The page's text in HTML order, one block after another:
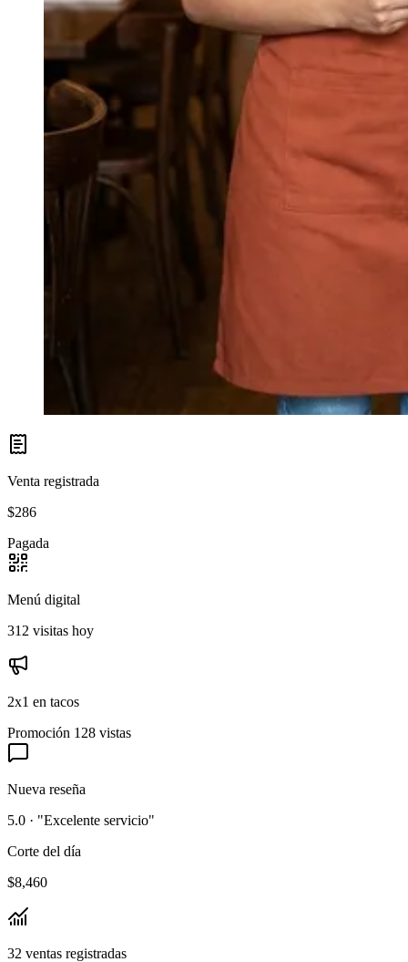
Venta registrada
$286
Pagada
Menú digital
312 visitas hoy
2x1 en tacos
Promoción 128 vistas
Nueva reseña
5.0 · "Excelente servicio"
Corte del día
$8,460
32 ventas registradas